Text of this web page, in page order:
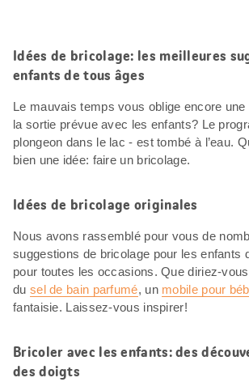
Idées de bricolage: les meilleures
enfants de tous âges
Le mauvais temps vous oblige encore
la sortie prévue avec les enfants? Le
plongeon dans le lac - est tombé à l’eau.
bien une idée: faire un bricolage.
Idées de bricolage originales
Nous avons rassemblé pour vous de
suggestions de bricolage pour les enfants
pour toutes les occasions. Que diriez-
du sel de bain parfumé, un mobile pour
fantaisie. Laissez-vous inspirer!
Bricoler avec les enfants: des
des doigts